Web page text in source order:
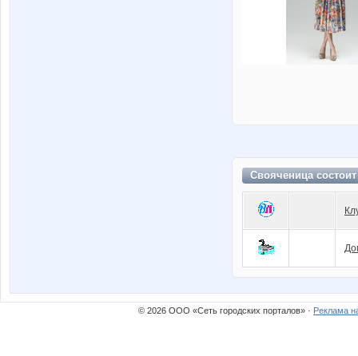
Свояченица
© 2026 ООО «Сеть городских порталов» · Реклама